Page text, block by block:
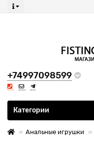
+74997098599
Все категории
Категории
Анальные игрушки